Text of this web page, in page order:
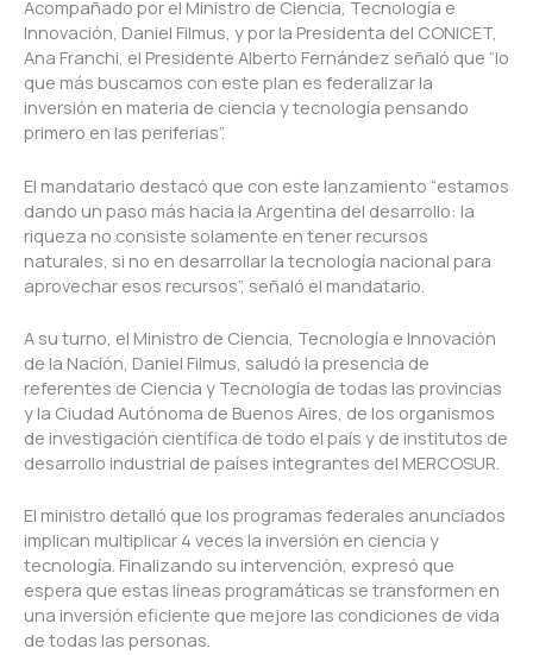
Acompañado por el Ministro de Ciencia, Tecnología e
Innovación, Daniel Filmus, y por la Presidenta del CONICET,
Ana Franchi, el Presidente Alberto Fernández señaló que “lo
que más buscamos con este plan es federalizar la
inversión en materia de ciencia y tecnología pensando
primero en las periferias”.
El mandatario destacó que con este lanzamiento “estamos
dando un paso más hacia la Argentina del desarrollo: la
riqueza no consiste solamente en tener recursos
naturales, si no en desarrollar la tecnología nacional para
aprovechar esos recursos”, señaló el mandatario.
A su turno, el Ministro de Ciencia, Tecnología e Innovación
de la Nación, Daniel Filmus, saludó la presencia de
referentes de Ciencia y Tecnología de todas las provincias
y la Ciudad Autónoma de Buenos Aires, de los organismos
de investigación científica de todo el país y de institutos de
desarrollo industrial de países integrantes del MERCOSUR.
El ministro detalló que los programas federales anunciados
implican multiplicar 4 veces la inversión en ciencia y
tecnología. Finalizando su intervención, expresó que
espera que estas líneas programáticas se transformen en
una inversión eficiente que mejore las condiciones de vida
de todas las personas.